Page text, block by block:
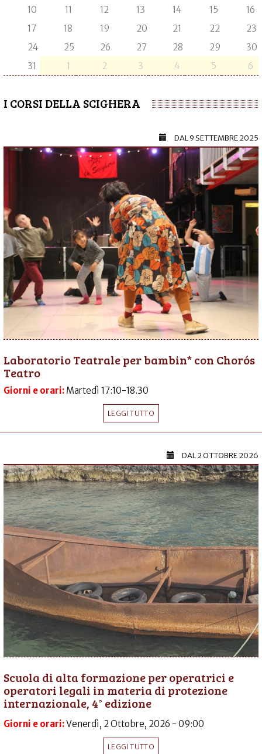
10
11 12 13 14 15
16
17
18 19 20 21 22
23
24
25 26 27 28 29
30
31
1 2 3 4 5 6
I CORSI DELLA SCIGHERA
DAL9 SETTEMBRE 2025
Laboratorio Teatrale per bambin* con Chorós
Teatro
Giorni e orari: Martedì 17:10-18.30
LEGGI TUTTO
DAL2 OTTOBRE 2026
Scuola di alta formazione per operatrici e
operatori legali in materia di protezione
internazionale, 4° edizione
Giorni e orari:Venerdì, 2 Ottobre, 2026 - 09:00
LEGGI TUTTO